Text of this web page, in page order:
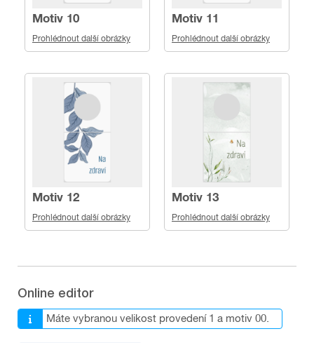
Motiv 10
Prohlédnout další obrázky
Motiv 11
Prohlédnout další obrázky
Motiv 12
Prohlédnout další obrázky
Motiv 13
Prohlédnout další obrázky
Online editor
Máte vybranou velikost provedení 1 a motiv 00.